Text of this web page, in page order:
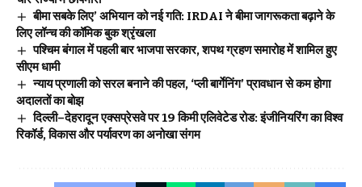
बीमा सबके लिए’ अभियान को नई गति: IRDAI ने बीमा जागरूकता बढ़ाने के
लिए लॉन्च की कॉमिक बुक श्रृंखला
पश्चिम बंगाल में पहली बार भाजपा सरकार, शपथ ग्रहण समारोह में शामिल हुए
सीएम धामी
न्याय प्रणाली को सरल बनाने की पहल, ‘प्ली बार्गेनिंग’ प्रावधान से कम होगा
अदालतों का बोझ
दिल्ली–देहरादून एक्सप्रेसवे पर 19 किमी एलिवेटेड रोड: इंजीनियरिंग का विश्व
रिकॉर्ड, विकास और पर्यावरण का अनोखा संगम